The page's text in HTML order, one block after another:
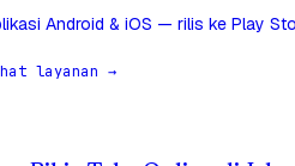
Android & iOS — rilis ke Play
layanan →